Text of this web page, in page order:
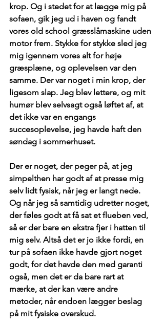
krop. Og i stedet for at lægge mig på
sofaen, gik jeg ud i haven og fandt
vores old school græsslåmaskine uden
motor frem. Stykke for stykke sled jeg
mig igennem vores alt for høje
græsplæne, og oplevelsen var den
samme. Der var noget i min krop, der
ligesom slap. Jeg blev lettere, og mit
humør blev selvsagt også løftet af, at
det ikke var en engangs
succesoplevelse, jeg havde haft den
søndag i sommerhuset.
Der er noget, der peger på, at jeg
simpelthen har godt af at presse mig
selv lidt fysisk, når jeg er langt nede.
Og når jeg så samtidig udretter noget,
der føles godt at få sat et flueben ved,
så er der bare en ekstra fjer i hatten til
mig selv. Altså det er jo ikke fordi, en
tur på sofaen ikke havde gjort noget
godt, for det havde den med garanti
også, men det er da bare rart at
mærke, at der kan være andre
metoder, når endoen lægger beslag
på mit fysiske overskud.